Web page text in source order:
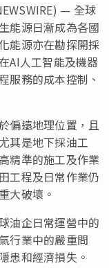
— 全球
能源日漸成為各國
能源亦在勘探開採
AI人工智能及機器
服務的成本控制、
偏遠地理位置，且
其是地下採油工
精準的施工及作業
工程及日常作業仍
大破壞。
油企日常運營中的
行業中的嚴重問
患和經濟損失。